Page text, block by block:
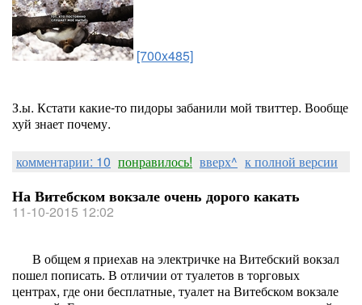
[700x485]
З.ы. Кстати какие-то пидоры забанили мой твиттер. Вообще
хуй знает почему.
комментарии: 10 понравилось! вверх^ к полной версии
На Витебском вокзале очень дорого какать
11-10-2015 12:02
В общем я приехав на электричке на Витебский вокзал
пошел пописать. В отличии от туалетов в торговых
центрах, где они бесплатные, туалет на Витебском вокзале